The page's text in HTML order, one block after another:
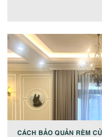
CÁCH BẢO QUẢN RÈM